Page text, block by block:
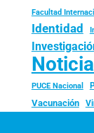
Facultad
Identidad
PUCE Nacional
Vacunación